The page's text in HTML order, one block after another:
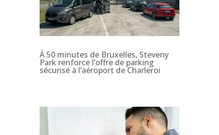
À 50 minutes de Bruxelles, Steveny
Park renforce l’offre de parking
sécurisé à l’aéroport de Charleroi